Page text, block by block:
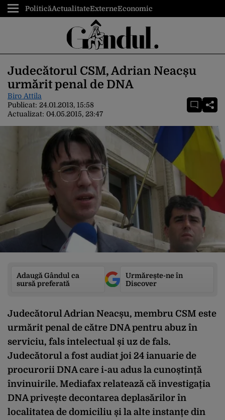
PoliticăActualitateExterneEconomic
Judecătorul CSM, Adrian Neacșu
urmărit penal de DNA
Biro Attila
Publicat: 24.01.2013, 15:58
Actualizat: 04.05.2015, 23:47
Adaugă Gândul ca
sursă preferată
Urmărește-ne în
Discover
Judecătorul Adrian Neacșu, membru CSM este
urmărit penal de către DNA pentru abuz în
serviciu, fals intelectual și uz de fals.
Judecătorul a fost audiat joi 24 ianuarie de
procurorii DNA care i-au adus la cunoștință
învinuirile. Mediafax relatează că investigația
DNA privește decontarea deplasărilor în
localitatea de domiciliu și la alte instanțe din